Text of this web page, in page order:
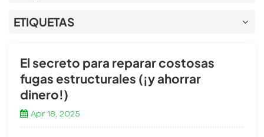
ETIQUETAS
El secreto para reparar costosas
fugas estructurales (¡y ahorrar
dinero!)
Apr 18, 2025